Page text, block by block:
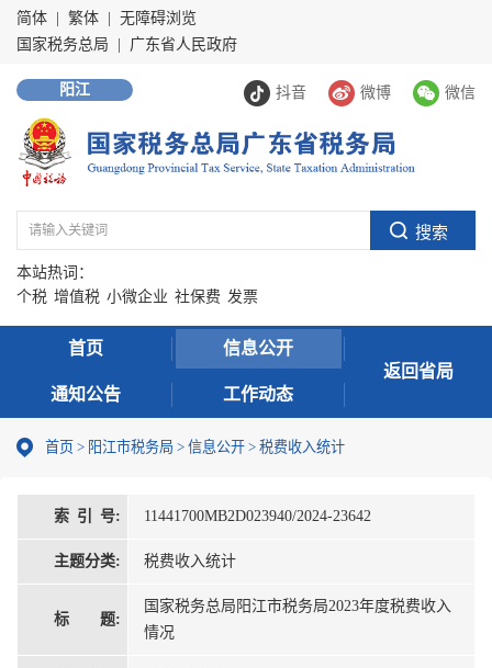
简体 繁体
无障碍浏览
国家税务总局
广东省人民政府
抖音 微博 微信
阳江
本站热词：
个税 增值税 小微企业 社保费 发票
首页 信息公开
通知公告 工作动态
返回省局
首页 > 阳江市税务局 > 信息公开 > 税费收入统计
索 引 号: 11441700MB2D023940/2024-23642
主题分类: 税费收入统计
标 题:
国家税务总局阳江市税务局2023年度税费收入
情况